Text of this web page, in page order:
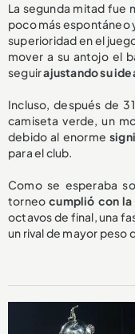
La segunda mitad fue
poco más espontáneo
superioridad en el
mover a su antojo el
seguirajustando su
Incluso, después de
camiseta verde, un
debido al enorme
para el club.
Como se esperaba
torneocumplió con la
octavos de final, una
un rival de mayor peso